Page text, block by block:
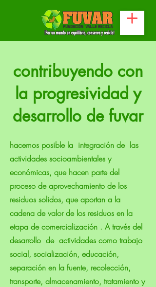
contribuyendo con
la progresividad y
desarrollo de fuvar
hacemos posible la integración de las
actividades socioambientales y
económicas, que hacen parte del
proceso de aprovechamiento de los
residuos solidos, que aportan a la
cadena de valor de los residuos en la
etapa de comercialización . A través del
desarrollo de actividades como trabajo
social, socialización, educación,
separación en la fuente, recolección,
transporte, almacenamiento, tratamiento y